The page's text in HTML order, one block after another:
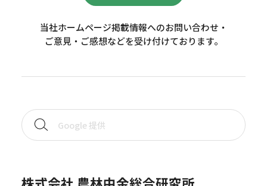
当社ホームページ掲載情報へのお問い合わせ・
ご意見・ご感想などを受け付けております。